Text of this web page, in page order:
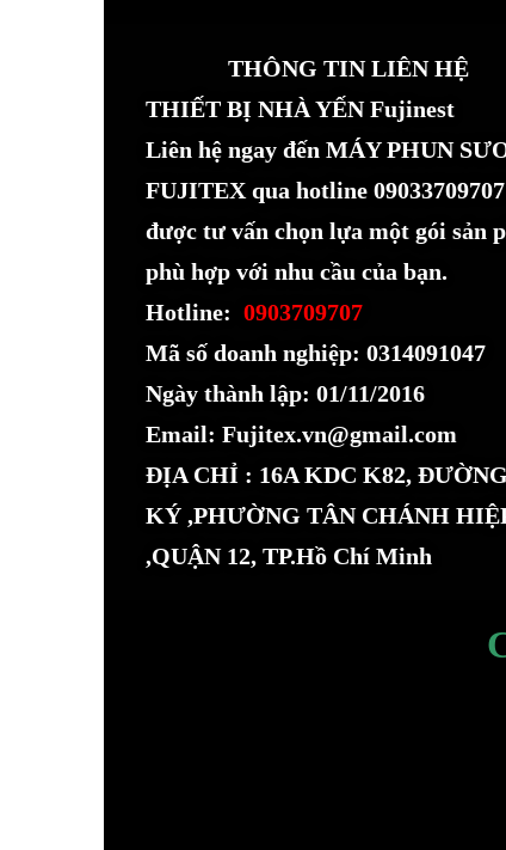
THÔNG TIN LIÊN HỆ
THIẾT BỊ NHÀ YẾN Fujinest
Liên hệ ngay đến MÁY PHUN
FUJITEX qua hotline
được tư vấn chọn lựa một gói sản
phù hợp với nhu cầu của bạn.
Hotline: 0903709707
Mã số doanh nghiệp: 0314091047
Ngày thành lập: 01/11/2016
Email: Fujitex.vn@gmail.com
ĐỊA CHỈ : 16A KDC K82,
KÝ ,PHƯỜNG TÂN CHÁNH
,QUẬN 12, TP.Hồ Chí Minh